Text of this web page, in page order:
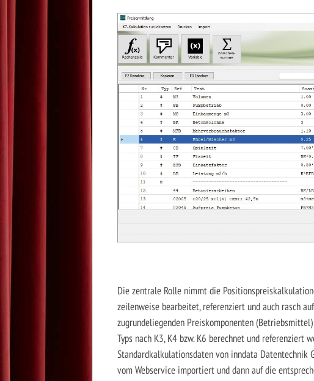
Die zentrale Rolle nimmt die
zeilenweise bearbeitet, referenziert und auch rasch
zugrundeliegenden Preiskomponenten
Typs nach K3, K4 bzw. K6 berechnet und referenziert
Standardkalkulationsdaten von inndata Datentechnik
vom Webservice importiert und dann auf die